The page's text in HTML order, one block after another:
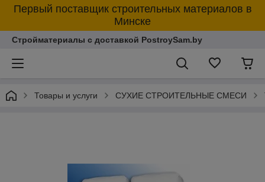
Первый поставщик строительных материалов в
Минске
Стройматериалы с доставкой PostroySam.by
Товары и услуги СУХИЕ СТРОИТЕЛЬНЫЕ СМЕСИ